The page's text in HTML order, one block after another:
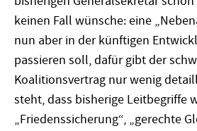
keinen Fall wünsche: eine
nun aber in der künftigen
passieren soll, dafür gibt der
Koalitionsvertrag nur wenig
steht, dass bisherige Leitbegriffe
„Friedenssicherung“, „gerechte